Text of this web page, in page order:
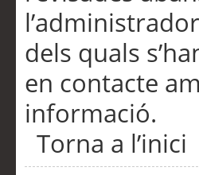
dels quals
en contacte
informació.
Torna a l’inici